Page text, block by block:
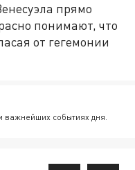
прямо
понимают, что
от гегемонии
важнейших событиях дня.